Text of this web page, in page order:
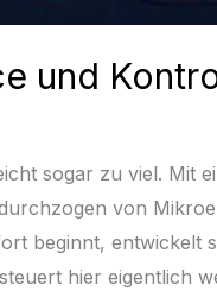
und
sogar zu viel. Mit
von
beginnt,
hier eigentlich